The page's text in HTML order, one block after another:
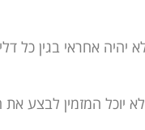
יהיה אחראי בגין כל